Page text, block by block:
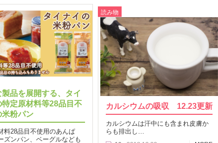
品を展開する、タイ
特定原材料等28品目不
米粉パン
料28品目不使用のあんぱ
ズンパン、ベーグルなども
読み物
カルシウムの吸収 12.23更新
カルシウムは汗中にも含まれ皮膚か
らも排出し…